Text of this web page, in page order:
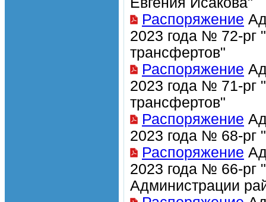
Распоряжение
2023 года № 72-рг
трансфертов"
Распоряжение
2023 года № 71-рг
трансфертов"
Распоряжение
2023 года № 68-рг
Распоряжение
2023 года № 66-рг
Администрации